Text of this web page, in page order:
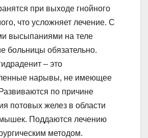
при выходе гнойного
что усложняет лечение. С
высыпаниями на теле
больницы обязательно.
– это
нарывы, не имеющее
по причине
потовых желез в области
Поддаются лечению
методом.